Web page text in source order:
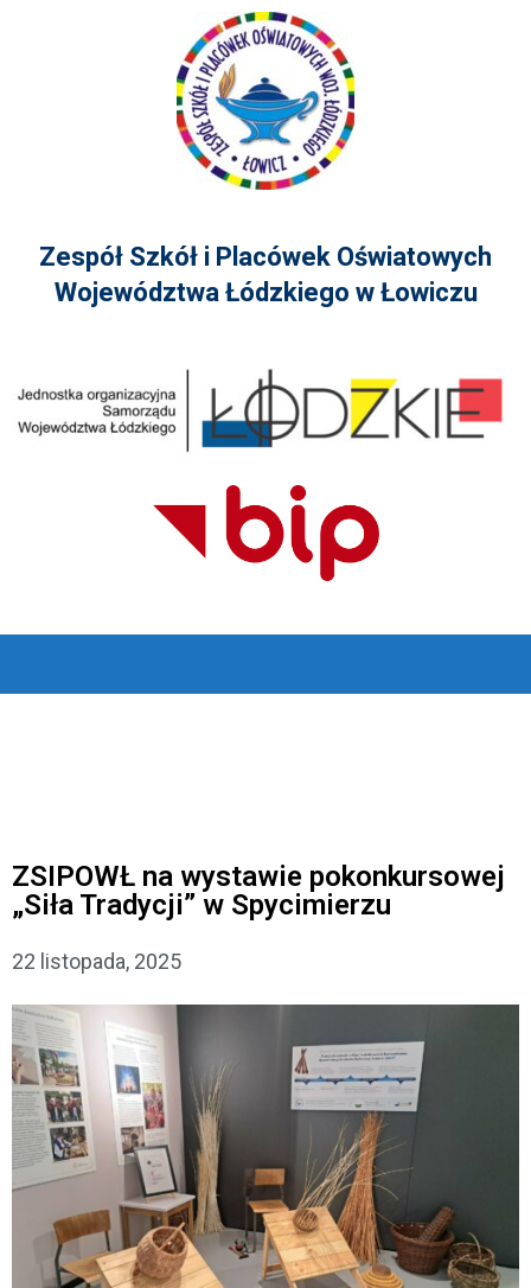
Zespół Szkół i Placówek Oświatowych
Województwa Łódzkiego w Łowiczu
ZSIPOWŁ na wystawie pokonkursowej
„Siła Tradycji” w Spycimierzu
22 listopada, 2025